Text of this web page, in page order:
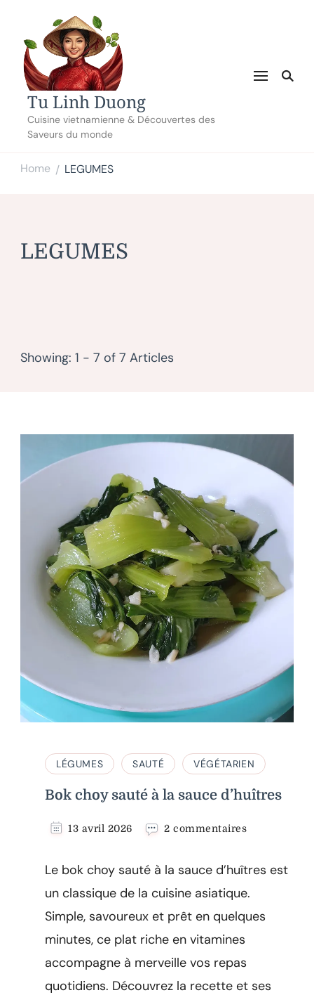
Tu Linh Duong
Cuisine vietnamienne & Découvertes des
Saveurs du monde
Home / LEGUMES
LEGUMES
Showing: 1 - 7 of 7 Articles
LÉGUMES SAUTÉ VÉGÉTARIEN
Bok choy sauté à la sauce d’huîtres
13 avril 2026 2 commentairessur
sauté
sauce
Le bok choy sauté à la sauce d’huîtres est
un classique de la cuisine asiatique.
Simple, savoureux et prêt en quelques
minutes, ce plat riche en vitamines
accompagne à merveille vos repas
quotidiens. Découvrez la recette et ses